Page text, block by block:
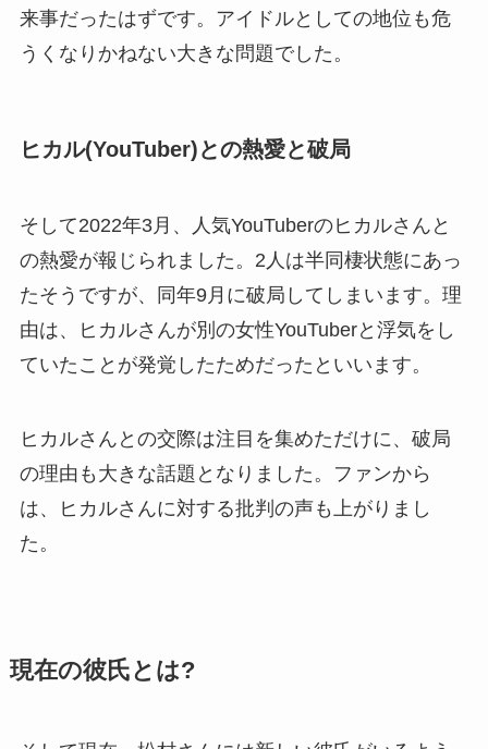
来事だったはずです。アイドルとしての地位も危
うくなりかねない大きな問題でした。
ヒカル(YouTuber)との熱愛と破局
そして2022年3月、人気YouTuberのヒカルさんと
の熱愛が報じられました。2人は半同棲状態にあっ
たそうですが、同年9月に破局してしまいます。理
由は、ヒカルさんが別の女性YouTuberと浮気をし
ていたことが発覚したためだったといいます。
ヒカルさんとの交際は注目を集めただけに、破局
の理由も大きな話題となりました。ファンから
は、ヒカルさんに対する批判の声も上がりまし
た。
現在の彼氏とは?